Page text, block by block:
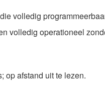
volledig
volledig operationeel
op afstand uit te lezen.